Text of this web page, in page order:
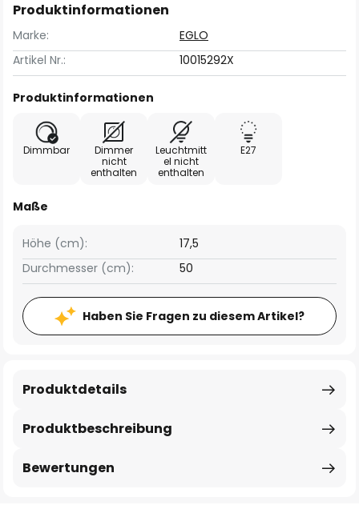
Produktinformationen
Marke:
EGLO
Artikel Nr.:
10015292X
Produktinformationen
Dimmbar
Dimmer
nicht
enthalten
Leuchtmitt
el nicht
enthalten
E27
Maße
Höhe (cm):
17,5
Durchmesser (cm):
50
Haben Sie Fragen zu diesem Artikel?
Produktbeschreibung
Produktdetails
Bewertungen